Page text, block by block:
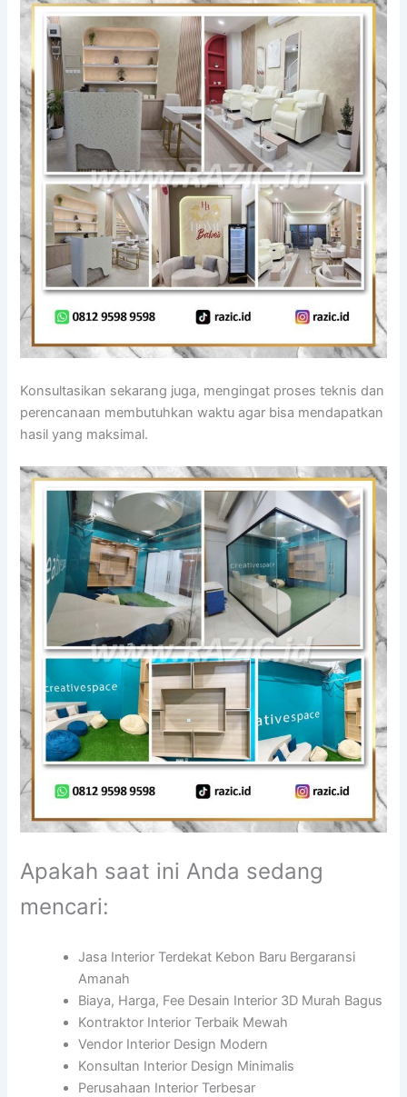
Konsultasikan sekarang juga, mengingat proses teknis dan
perencanaan membutuhkan waktu agar bisa mendapatkan
hasil yang maksimal.
Apakah saat ini Anda sedang
mencari:
Jasa Interior Terdekat Kebon Baru Bergaransi
Amanah
Biaya, Harga, Fee Desain Interior 3D Murah Bagus
Kontraktor Interior Terbaik Mewah
Vendor Interior Design Modern
Konsultan Interior Design Minimalis
Perusahaan Interior Terbesar